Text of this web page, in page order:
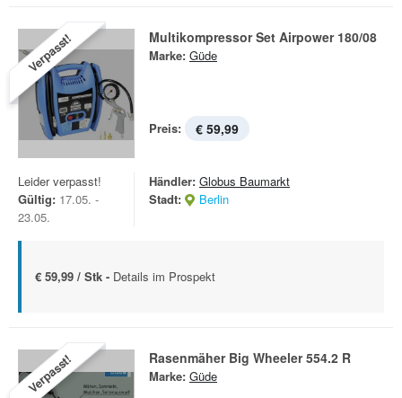
Verpasst! Multikompressor Set Airpower 180/08
Marke: Güde
Preis: € 59,99
Leider verpasst!
Gültig: 17.05. -
23.05.
Händler: Globus Baumarkt
Stadt:
Berlin
€ 59,99 / Stk - Details im Prospekt
Verpasst! Rasenmäher Big Wheeler 554.2 R
Marke: Güde